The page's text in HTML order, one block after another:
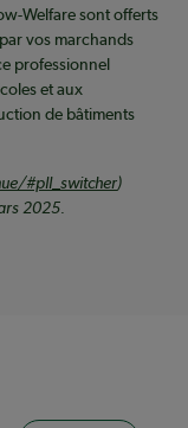
Welfare sont offerts
vos marchands
professionnel
et aux
de bâtiments
#pll_switcher)
2025.